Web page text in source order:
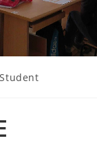
Student